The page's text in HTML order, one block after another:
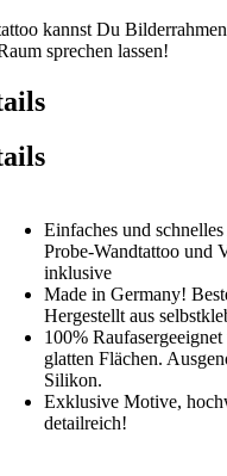
kannst Du
sprechen lassen!
Einfaches und
Probe-Wandtattoo und
inklusive
Made in Germany!
Hergestellt aus
100%
glatten Flächen.
Silikon.
Exklusive Motive,
detailreich!